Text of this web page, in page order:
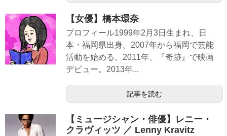
【女優】橋本環奈
プロフィール1999年2月3日生まれ、日
本・福岡県出身。2007年から福岡で芸能
活動を始める。2011年、『奇跡』で映画
デビュー。2013年...
記事を読む
【ミュージシャン・俳優】レニー・
クラヴィッツ ／ Lenny Kravitz